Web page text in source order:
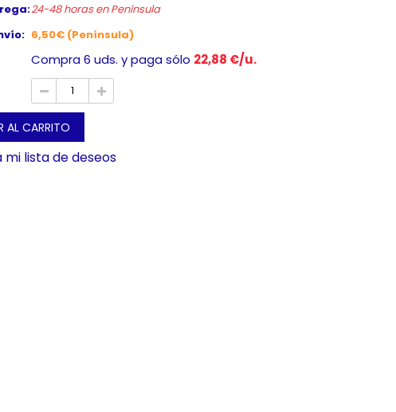
24-48 horas en Península
6,50€ (Península)
Compra 6 uds. y paga sólo 22,88 €/u.
AL CARRITO
mi lista de deseos